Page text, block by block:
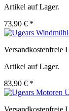
Artikel auf Lager.
73,90 € *
Versandkostenfreie
Artikel auf Lager.
83,90 € *